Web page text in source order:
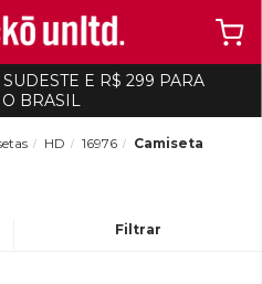
E R$ 299 PARA
BRASIL
Filtrar
HD 16976 Camiseta